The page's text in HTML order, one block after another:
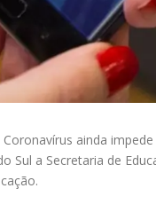
ainda
Sul a Secretaria de